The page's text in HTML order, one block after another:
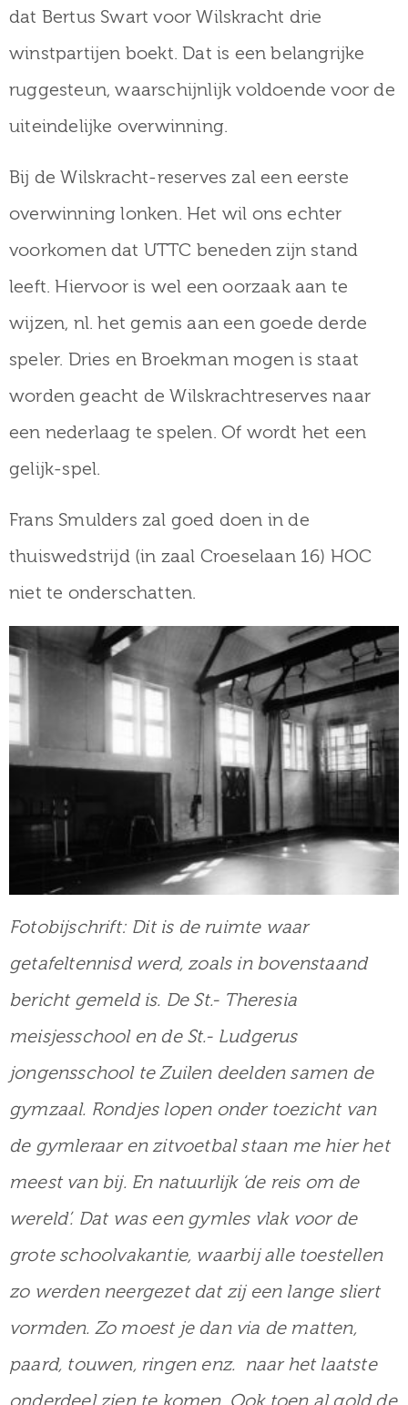
dat Bertus Swart voor Wilskracht drie
winstpartijen boekt. Dat is een belangrijke
ruggesteun, waarschijnlijk voldoende voor de
uiteindelijke overwinning.
Bij de Wilskracht-reserves zal een eerste
overwinning lonken. Het wil ons echter
voorkomen dat UTTC beneden zijn stand
leeft. Hiervoor is wel een oorzaak aan te
wijzen, nl. het gemis aan een goede derde
speler. Dries en Broekman mogen is staat
worden geacht de Wilskrachtreserves naar
een nederlaag te spelen. Of wordt het een
gelijk-spel.
Frans Smulders zal goed doen in de
thuiswedstrijd (in zaal Croeselaan 16) HOC
niet te onderschatten.
Fotobijschrift: Dit is de ruimte waar
getafeltennisd werd, zoals in bovenstaand
bericht gemeld is. De St.- Theresia
meisjesschool en de St.- Ludgerus
jongensschool te Zuilen deelden samen de
gymzaal. Rondjes lopen onder toezicht van
de gymleraar en zitvoetbal staan me hier het
meest van bij. En natuurlijk ‘de reis om de
wereld’. Dat was een gymles vlak voor de
grote schoolvakantie, waarbij alle toestellen
zo werden neergezet dat zij een lange sliert
vormden. Zo moest je dan via de matten,
paard, touwen, ringen enz. naar het laatste
onderdeel zien te komen. Ook toen al gold de